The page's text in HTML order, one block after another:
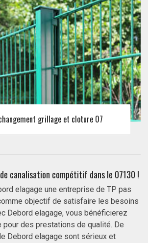
grillage et cloture 07
canalisation compétitif dans le 07130 !
elagage une entreprise de TP pas
objectif de satisfaire les besoins
Debord elagage, vous bénéficierez
pour des prestations de qualité. De
Debord elagage sont sérieux et